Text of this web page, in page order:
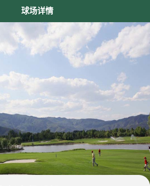
球场详情